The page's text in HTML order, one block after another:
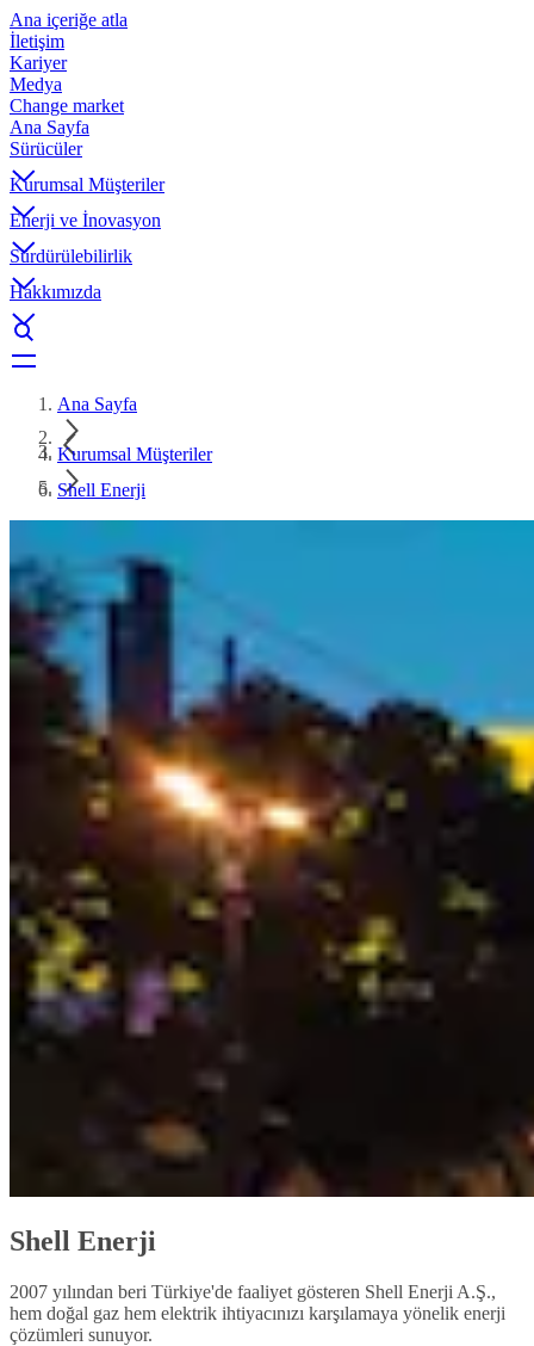
Ana içeriğe atla
İletişim
Kariyer
Medya
Change market
Ana Sayfa
Sürücüler
Kurumsal Müşteriler
Enerji ve İnovasyon
Sürdürülebilirlik
Hakkımızda
Ana Sayfa
Kurumsal Müşteriler
Shell Enerji
Shell Enerji
2007 yılından beri Türkiye'de faaliyet gösteren Shell Enerji A.Ş.,
hem doğal gaz hem elektrik ihtiyacınızı karşılamaya yönelik enerji
çözümleri sunuyor.